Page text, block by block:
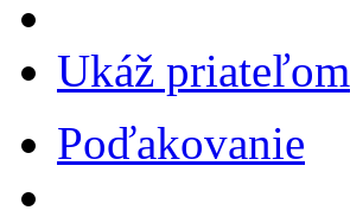
Ukáž priateľom
Poďakovanie